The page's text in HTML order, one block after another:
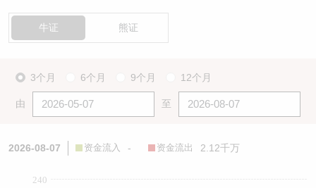
牛证 熊证
3个月 6个月 9个月 12个月
由 至
2026-08-07 资金流入 - 资金流出 2.12千万
240